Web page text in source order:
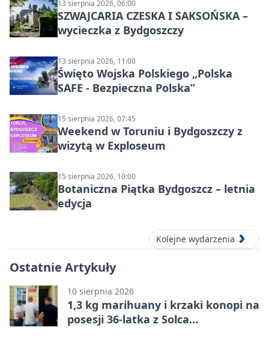
13 sierpnia 2026, 06:00
SZWAJCARIA CZESKA I SAKSOŃSKA –
wycieczka z Bydgoszczy
13 sierpnia 2026, 11:00
Święto Wojska Polskiego „Polska
SAFE - Bezpieczna Polska”
15 sierpnia 2026, 07:45
Weekend w Toruniu i Bydgoszczy z
wizytą w Exploseum
15 sierpnia 2026, 10:00
Botaniczna Piątka Bydgoszcz – letnia
edycja
Kolejne wydarzenia
Ostatnie Artykuły
10 sierpnia 2026
1,3 kg marihuany i krzaki konopi na
posesji 36-latka z Solca